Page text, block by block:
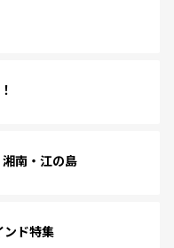
南・江の島
ンド特集